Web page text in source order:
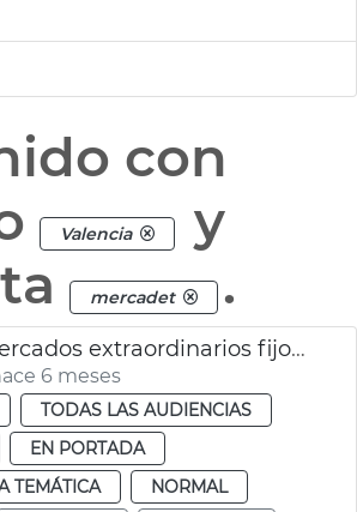
con
Valencia
y
mercadet .
Prórroga mercados extraordinarios fijos de València
6 meses
TODAS LAS AUDIENCIAS
EN PORTADA
TEMÁTICA
NORMAL